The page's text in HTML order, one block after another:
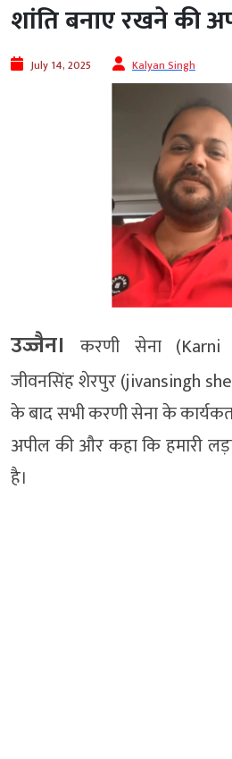
शांति बनाए रखने की
July 14, 2025 Kalyan Singh
उज्जैन। करणी सेना (Karni
जीवनसिंह शेरपुर (jivansingh
के बाद सभी करणी सेना के
अपील की और कहा कि हमारी
है।